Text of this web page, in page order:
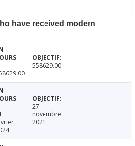
have received modern
558629.00
27
novembre
2023